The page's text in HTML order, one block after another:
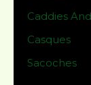
Caddies
Casques
Sacoches